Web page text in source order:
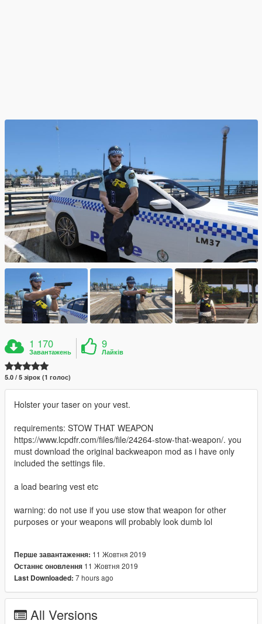
1 170
Завантажень
9
Лайків
5.0 / 5 зірок (1 голос)
Holster your taser on your vest.
requirements: STOW THAT WEAPON
https://www.lcpdfr.com/files/file/24264-stow-that-weapon/. you
must download the original backweapon mod as i have only
included the settings file.
a load bearing vest etc
warning: do not use if you use stow that weapon for other
purposes or your weapons will probably look dumb lol
Перше завантаження: 11 Жовтня 2019
Останнє оновлення 11 Жовтня 2019
Last Downloaded: 7 hours ago
All Versions